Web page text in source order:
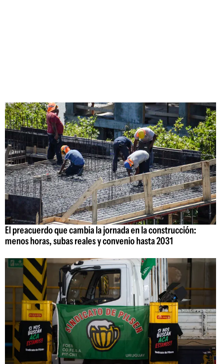
El preacuerdo que cambia la jornada en la construcción:
menos horas, subas reales y convenio hasta 2031